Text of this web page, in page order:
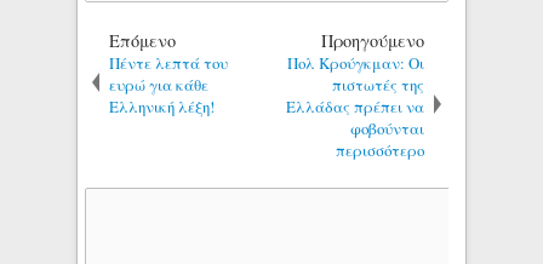
Επόμενο
Πέντε λεπτά του
ευρώ για κάθε
Eλληνική λέξη!
Προηγούμενο
Πολ Κρούγκμαν: Οι
πιστωτές της
Ελλάδας πρέπει να
φοβούνται
περισσότερο